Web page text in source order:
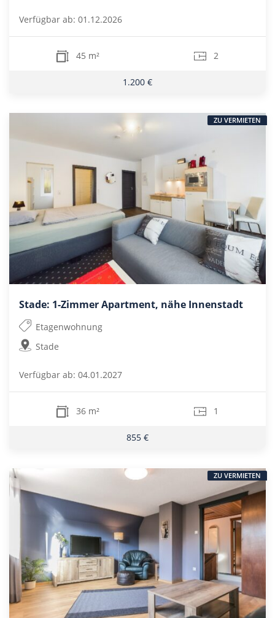
Verfügbar ab: 01.12.2026
45 m² 2
1.200 €
Stade: 1-Zimmer Apartment, nähe Innenstadt
Etagenwohnung
Stade
Verfügbar ab: 04.01.2027
36 m² 1
855 €
ZU VERMIETEN
ZU VERMIETEN